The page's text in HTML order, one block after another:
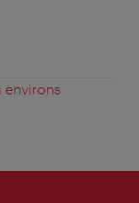
environs